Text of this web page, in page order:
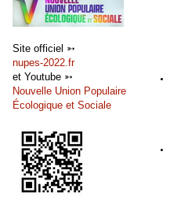
Site officiel ➳
nupes-2022.fr
et Youtube ➳
Nouvelle Union Populaire
Écologique et Sociale